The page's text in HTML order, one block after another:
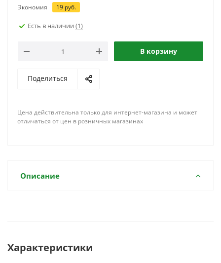
Экономия 19 руб.
Есть в наличии (1)
В корзину
Поделиться
Цена действительна только для интернет-магазина и может
отличаться от цен в розничных магазинах
Описание
Характеристики